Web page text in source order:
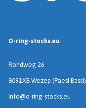
O-ring-stocks.eu
Rondweg 26
8091XB Wezep (Paesi Bassi)
info@o-ring-stocks.eu